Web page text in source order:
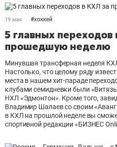
19 мая #хоккей
5 главных переходов
прошедшую неделю
Минувшая трансферная неделя
Настолько, что целому ряду
места в нашем хит-параде
клубами семидневки были
НХЛ «Эдмонтон». Кроме того,
Владимир Шалаев со своим
в КХЛ на прошлой неделе вы
спортивной редакции «БИЗНЕС